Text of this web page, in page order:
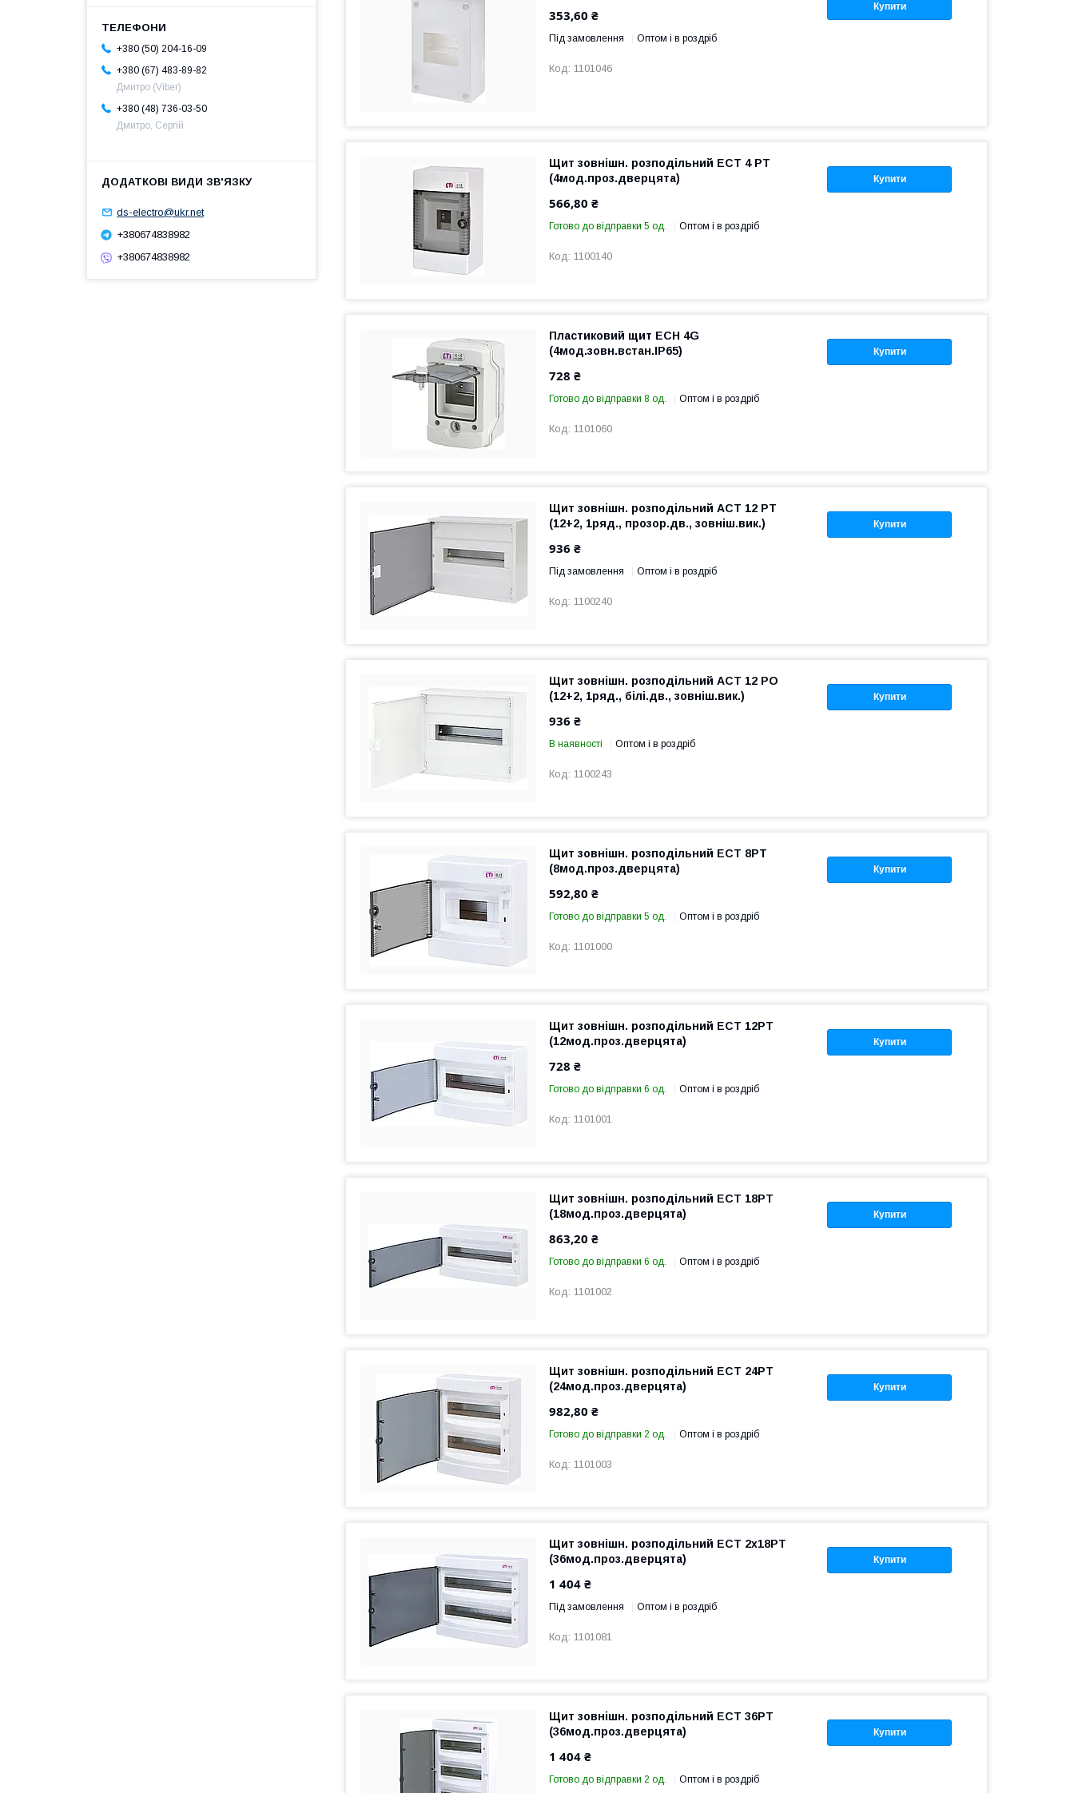
Купити
353,60 ₴
Під замовлення Оптом і в роздріб
1101046
Купити
Щит зовнішн. розподільний ECT 4 PT
(4мод.проз.дверцята)
566,80 ₴
Готово до відправки 5 од. Оптом і в роздріб
1100140
Купити
Пластиковий щит ECH 4G
(4мод.зовн.встан.IP65)
728 ₴
Готово до відправки 8 од. Оптом і в роздріб
1101060
Купити
Щит зовнішн. розподільний ACT 12 PT
(12+2, 1ряд., прозор.дв., зовніш.вик.)
936 ₴
Під замовлення Оптом і в роздріб
1100240
Купити
Щит зовнішн. розподільний ACT 12 PО
(12+2, 1ряд., білі.дв., зовніш.вик.)
936 ₴
В наявності Оптом і в роздріб
1100243
Купити
Щит зовнішн. розподільний ECT 8PT
(8мод.проз.дверцята)
592,80 ₴
Готово до відправки 5 од. Оптом і в роздріб
1101000
Купити
Щит зовнішн. розподільний ECT 12PT
(12мод.проз.дверцята)
728 ₴
Готово до відправки 6 од. Оптом і в роздріб
1101001
Купити
Щит зовнішн. розподільний ECT 18PT
(18мод.проз.дверцята)
863,20 ₴
Готово до відправки 6 од. Оптом і в роздріб
1101002
Купити
Щит зовнішн. розподільний ECT 24PT
(24мод.проз.дверцята)
982,80 ₴
Готово до відправки 2 од. Оптом і в роздріб
1101003
Купити
Щит зовнішн. розподільний ECT 2x18PT
(36мод.проз.дверцята)
1 404 ₴
Під замовлення Оптом і в роздріб
1101081
Купити
Щит зовнішн. розподільний ECT 36PT
(36мод.проз.дверцята)
1 404 ₴
Готово до відправки 2 од. Оптом і в роздріб
+380 (50) 204-16-09
+380 (67) 483-89-82
Дмитро (Viber)
+380 (48) 736-03-50
Дмитро, Сергій
ds-electro@ukr.net
+380674838982
+380674838982